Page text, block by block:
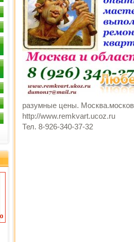
разумные цены.
http://www.remkvart.ucoz.ru
Тел. 8-926-340-37-32